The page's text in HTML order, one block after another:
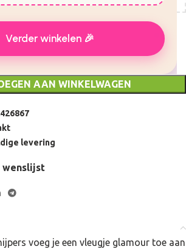
Verder winkelen 🎉
AAN WINKELWAGEN
levering
wenslijst
voeg je een vleugje glamour toe aan